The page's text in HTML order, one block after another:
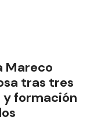
Mareco
tras tres
y formación